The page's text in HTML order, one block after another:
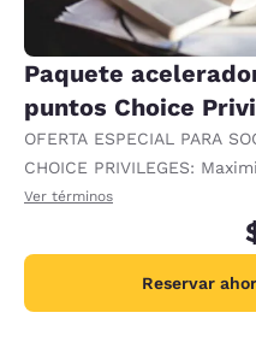
Paquete
puntos Choice
OFERTA ESPECIAL PARA
CHOICE PRIVILEGES:
recompensas al recibir
Ver términos
Reservar